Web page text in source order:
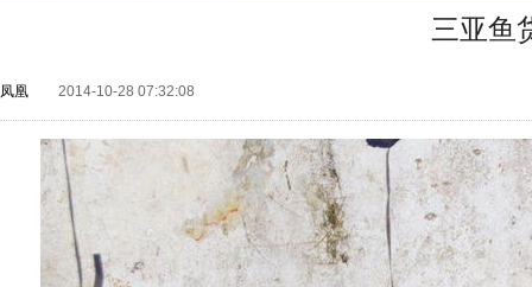
三亚鱼
凤凰 2014-10-28 07:32:08